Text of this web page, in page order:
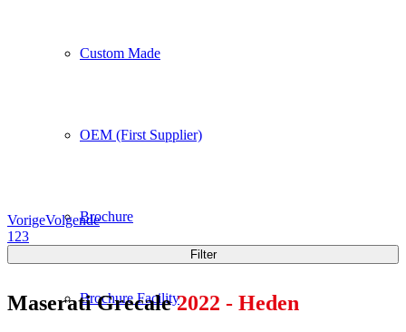
Custom Made
OEM (First Supplier)
Brochure
Brochure Facility
VorigeVolgende
1 23
Filter
Maserati Grecale2022 - Heden